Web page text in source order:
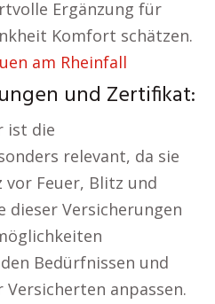
Ergänzung für
Komfort schätzen.
am Rheinfall
und Zertifikat:
ist die
relevant, da sie
Feuer, Blitz und
dieser Versicherungen
Bedürfnissen und
anpassen.